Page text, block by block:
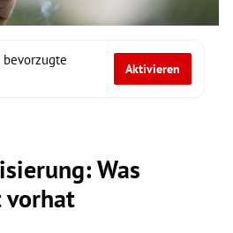
bevorzugte
Aktivieren
Was
vorhat